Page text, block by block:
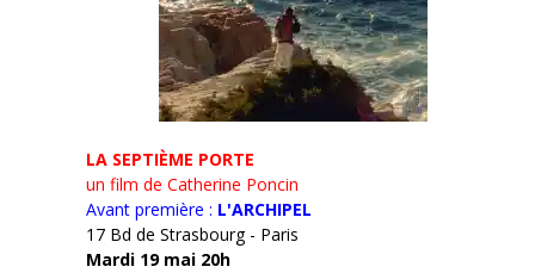
LA SEPTIÈME PORTE
un film de Catherine Poncin
Avant première : L'ARCHIPEL
17 Bd de Strasbourg - Paris
Mardi 19 mai 20h